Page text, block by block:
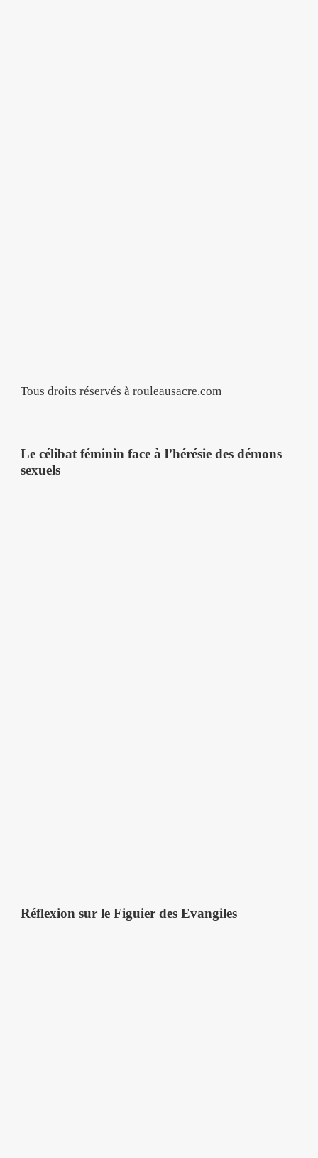
Tous droits réservés à rouleausacre.com
Le célibat féminin face à l’hérésie des démons
sexuels
Réflexion sur le Figuier des Evangiles